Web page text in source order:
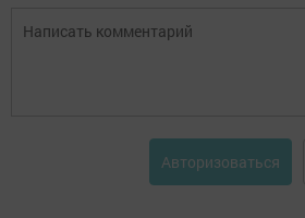
Авторизоваться